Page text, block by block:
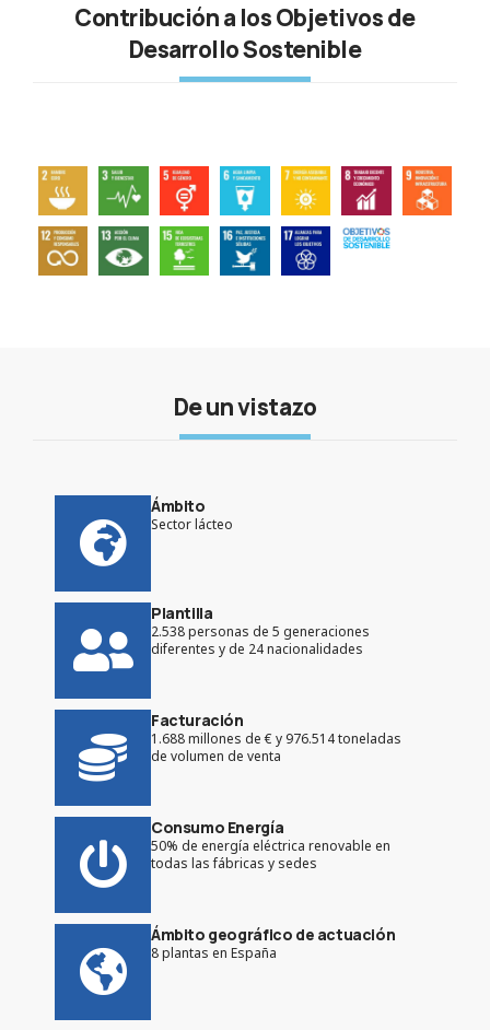
Contribución a los Objetivos de
Desarrollo Sostenible
De un vistazo
Ámbito
Sector lácteo
Plantilla
2.538 personas de 5 generaciones
diferentes y de 24 nacionalidades
Facturación
1.688 millones de € y 976.514 toneladas
de volumen de venta
Consumo Energía
50% de energía eléctrica renovable en
todas las fábricas y sedes
Ámbito geográfico de actuación
8 plantas en España